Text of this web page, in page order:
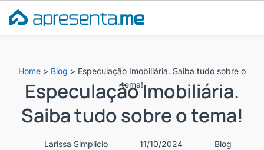
para
Home > Blog > Especulação Imobiliária. Saiba tudo sobre o
tema!
Especulação Imobiliária.
Saiba tudo sobre o tema!
Larissa Simplicio 11/10/2024 Blog